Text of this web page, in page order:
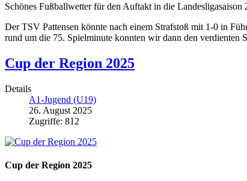
Schönes Fußballwetter für den Auftakt in die
Der TSV Pattensen könnte nach einem Strafstoß mit 1-0 in
rund um die 75. Spielminute konnten wir dann den verdienten
Cup der Region 2025
Details
A1-Jugend (U19)
26. August 2025
Zugriffe: 812
Cup der Region 2025